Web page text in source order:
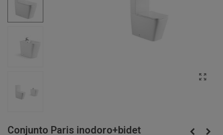
Conjunto Paris inodoro+bidet